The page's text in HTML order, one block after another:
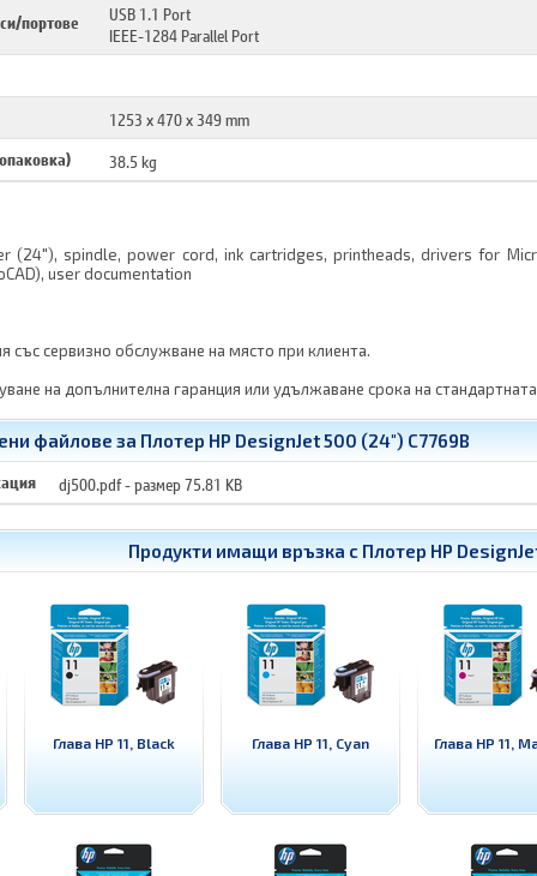
портове
USB 1.1 Port
IEEE-1284 Parallel Port
1253 x 470 x 349 mm
38.5 kg
(24"), spindle, power cord, ink cartridges, printheads, drivers for
user documentation
със сервизно обслужване на място при клиента.
на допълнителна гаранция или удължаване срока на
файлове за Плотер HP DesignJet 500 (24") C7769B
dj500.pdf- размер 75.81 KB
Продукти имащи връзка с Плотер HP
Глава HP 11, Black Глава HP 11, Cyan Глава HP 11,